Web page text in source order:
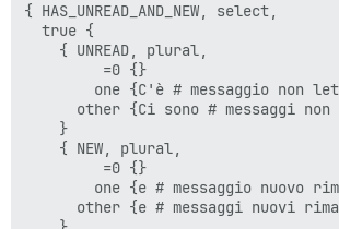
{ HAS_UNREAD_AND_NEW, select,
  true {
    { UNREAD, plural,
         =0 {}
one {C'è # messaggio non
other {Ci sono # messaggi non
    }
    { NEW, plural,
         =0 {}
one {e # messaggio nuovo
other {e # messaggi nuovi